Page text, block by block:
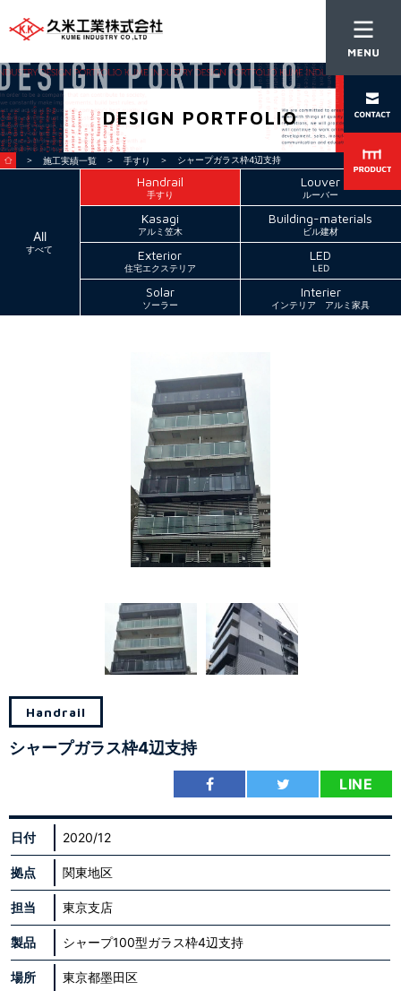
DESIGN PORTFOLIO
＞ 施工実績一覧 ＞ 手すり ＞ シャープガラス枠4辺支持
All
すべて
Handrail
手すり
Louver
ルーバー
Kasagi
アルミ笠木
Building-materials
ビル建材
Exterior
住宅エクステリア
LED
LED
Solar
ソーラー
Interier
インテリア アルミ家具
Handrail
シャープガラス枠4辺支持
LINE
日付 2020/12
拠点 関東地区
担当 東京支店
製品 シャープ100型ガラス枠4辺支持
場所 東京都墨田区